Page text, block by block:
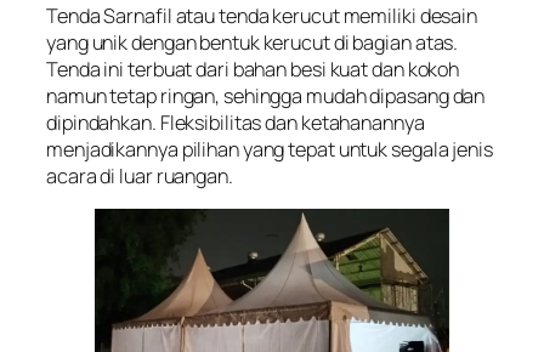
Tenda Sarnafil atau tenda kerucut memiliki desain
yang unik dengan bentuk kerucut di bagian atas.
Tenda ini terbuat dari bahan besi kuat dan kokoh
namun tetap ringan, sehingga mudah dipasang dan
dipindahkan. Fleksibilitas dan ketahanannya
menjadikannya pilihan yang tepat untuk segala jenis
acara di luar ruangan.